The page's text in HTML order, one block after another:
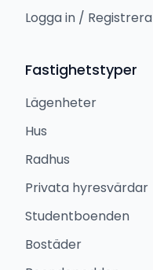
Logga in / Registrera
Fastighetstyper
Lägenheter
Hus
Radhus
Privata hyresvärdar
Studentboenden
Bostäder